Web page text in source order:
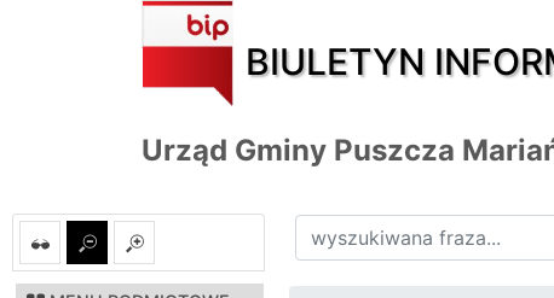
BIULETYN
Urząd Gminy Puszcza